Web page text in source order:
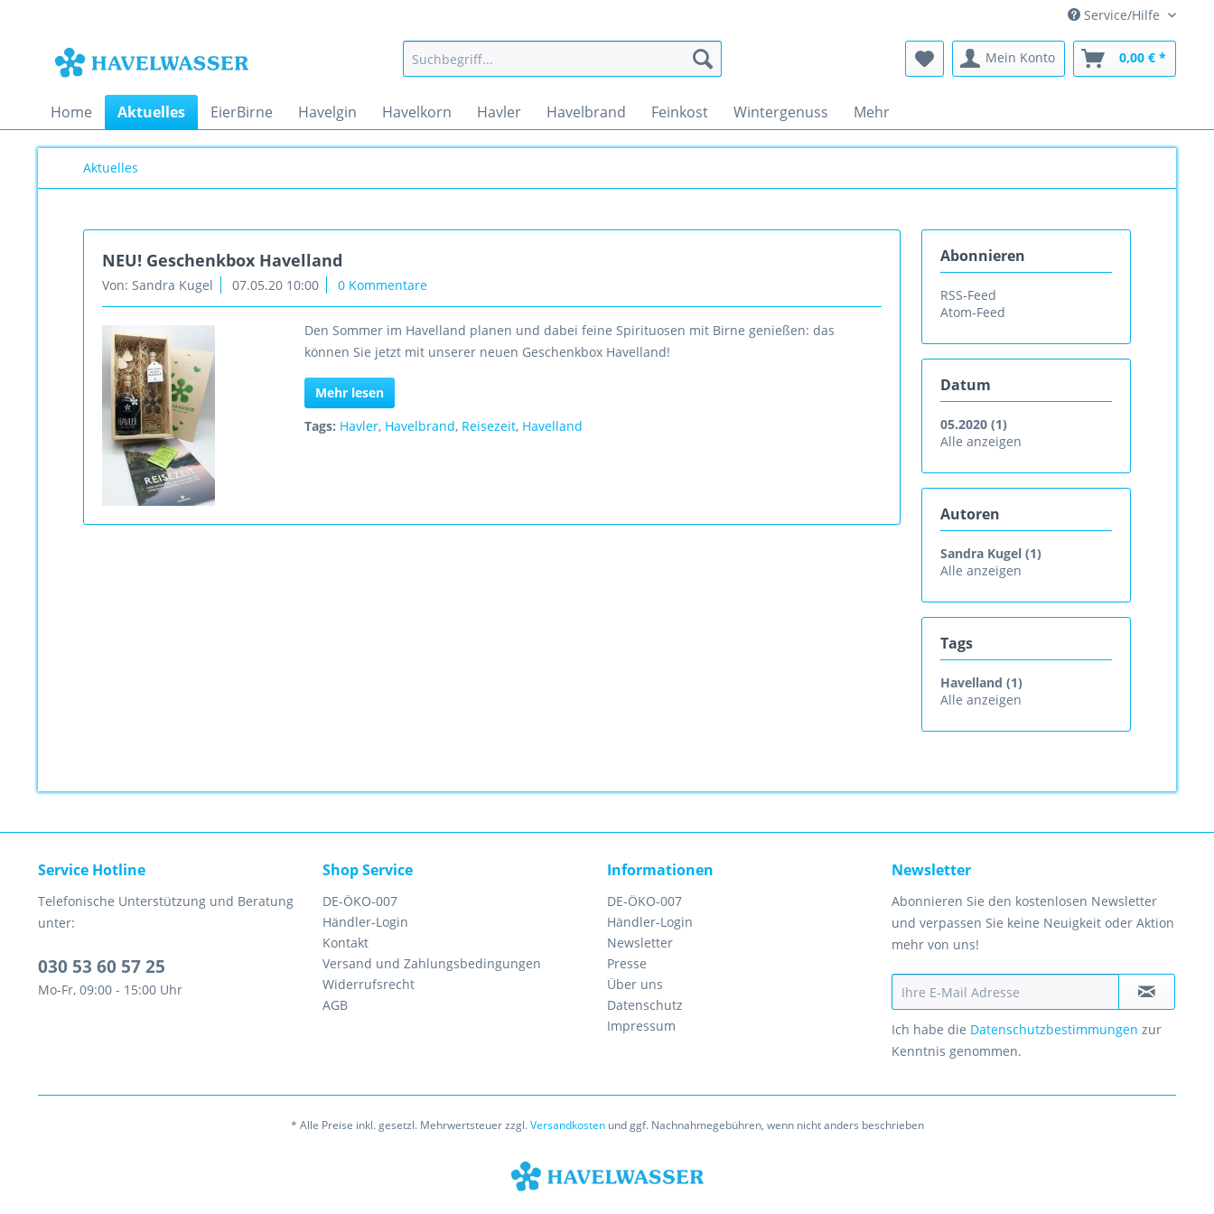
Service/Hilfe
Mein Konto 0,00 € *
Home Aktuelles EierBirne Havelgin Havelkorn Havler Havelbrand Feinkost Wintergenuss Mehr
Aktuelles
Abonnieren
RSS-Feed
Atom-Feed
Datum
05.2020 (1)
Alle anzeigen
Autoren
Sandra Kugel (1)
Alle anzeigen
Tags
Havelland (1)
Alle anzeigen
NEU! Geschenkbox Havelland
Von: Sandra Kugel 07.05.20 10:00 0 Kommentare
Den Sommer im Havelland planen und dabei feine Spirituosen mit Birne genießen: das
können Sie jetzt mit unserer neuen Geschenkbox Havelland!
Mehr lesen
Tags: Havler, Havelbrand, Reisezeit, Havelland
Service Hotline
Telefonische Unterstützung und Beratung
unter:
030 53 60 57 25
Mo-Fr, 09:00 - 15:00 Uhr
Shop Service
DE-ÖKO-007
Händler-Login
Kontakt
Versand und Zahlungsbedingungen
Widerrufsrecht
AGB
Informationen
DE-ÖKO-007
Händler-Login
Newsletter
Presse
Über uns
Datenschutz
Impressum
Newsletter
Abonnieren Sie den kostenlosen Newsletter
und verpassen Sie keine Neuigkeit oder Aktion
mehr von uns!
Ich habe die Datenschutzbestimmungen zur
Kenntnis genommen.
* Alle Preise inkl. gesetzl. Mehrwertsteuer zzgl.Versandkostenund ggf. Nachnahmegebühren, wenn nicht anders beschrieben